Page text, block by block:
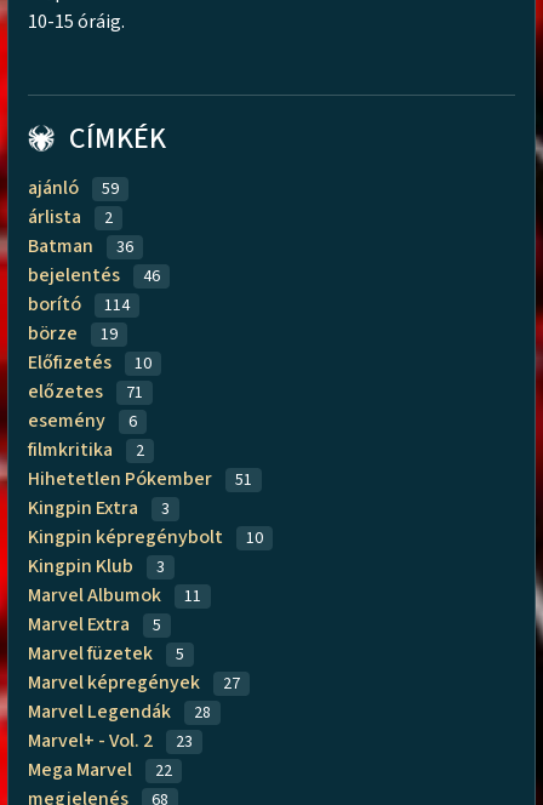
10-15 óráig.
CÍMKÉK
ajánló 59
árlista 2
Batman 36
bejelentés 46
borító 114
börze 19
Előfizetés 10
előzetes 71
esemény 6
filmkritika 2
Hihetetlen Pókember 51
Kingpin Extra 3
Kingpin képregénybolt 10
Kingpin Klub 3
Marvel Albumok 11
Marvel Extra 5
Marvel füzetek 5
Marvel képregények 27
Marvel Legendák 28
Marvel+ - Vol. 2 23
Mega Marvel 22
megjelenés